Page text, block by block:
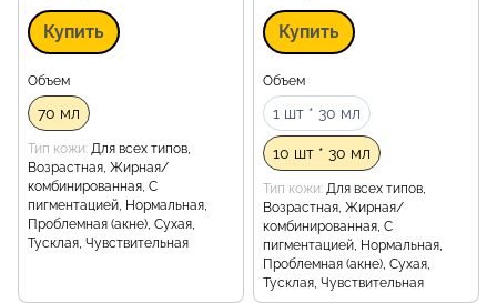
Купить
Объем
70 мл
Тип кожи Для всех типов,
Возрастная, Жирная/
комбинированная, С
пигментацией, Нормальная,
Проблемная (акне), Сухая,
Тусклая, Чувствительная
Купить
Объем
1 шт * 30 мл
10 шт * 30 мл
Тип кожи Для всех типов,
Возрастная, Жирная/
комбинированная, С
пигментацией, Нормальная,
Проблемная (акне), Сухая,
Тусклая, Чувствительная